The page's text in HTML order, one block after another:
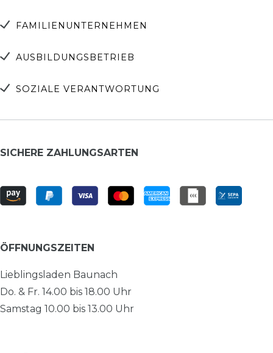
FAMILIENUNTERNEHMEN
AUSBILDUNGSBETRIEB
SOZIALE VERANTWORTUNG
SICHERE ZAHLUNGSARTEN
ÖFFNUNGSZEITEN
Lieblingsladen Baunach
Do. & Fr. 14.00 bis 18.00 Uhr
Samstag 10.00 bis 13.00 Uhr